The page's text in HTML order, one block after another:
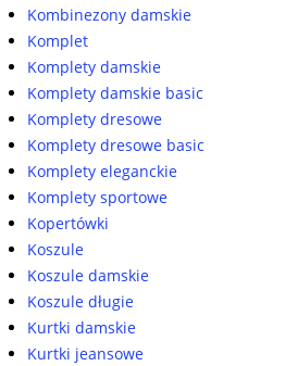
Kombinezony damskie
Komplet
Komplety damskie
Komplety damskie basic
Komplety dresowe
Komplety dresowe basic
Komplety eleganckie
Komplety sportowe
Kopertówki
Koszule
Koszule damskie
Koszule długie
Kurtki damskie
Kurtki jeansowe